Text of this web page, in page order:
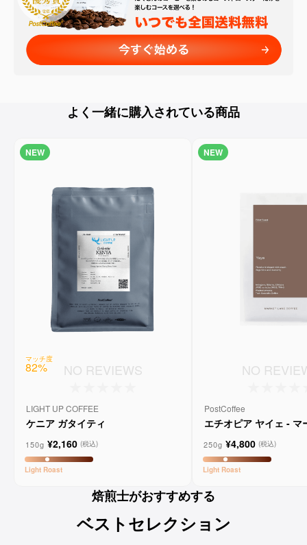
よく一緒に購入されている商品
NEW
マッチ度
82% NO REVIEWS
LIGHT UP COFFEE
ケニア ガタイティ
150g ¥2,160 (税込)
Light Roast
NEW
NO
PostCoffee
エチオピア ヤイェ - マ
250g ¥4,800 (税込)
Light Roast
焙煎士がおすすめする
ベストセレクション